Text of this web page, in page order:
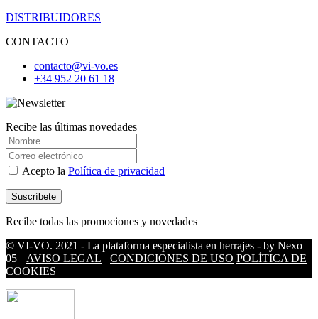
DISTRIBUIDORES
CONTACTO
contacto@vi-vo.es
+34 952 20 61 18
Recibe las últimas novedades
Acepto la Política de privacidad
Recibe todas las promociones y novedades
© VI-VO. 2021 - La plataforma especialista en herrajes - by Nexo
05
AVISO LEGAL CONDICIONES DE USO POLÍTICA DE
COOKIES